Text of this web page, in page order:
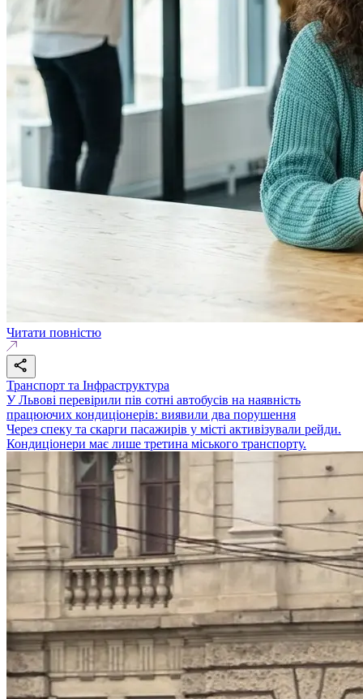
Читати повністю
Транспорт та Інфраструктура
У Львові перевірили пів сотні автобусів на наявність
працюючих кондиціонерів: виявили два порушення
Через спеку та скарги пасажирів у місті активізували рейди.
Кондиціонери має лише третина міського транспорту.